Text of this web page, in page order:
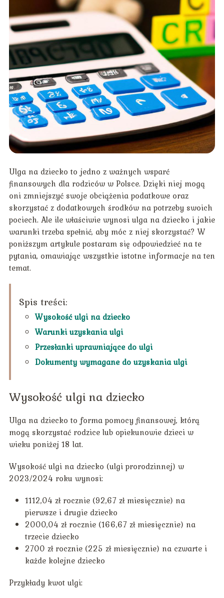
Ulga na dziecko to jedno z ważnych wsparć
finansowych dla rodziców w Polsce. Dzięki niej mogą
oni zmniejszyć swoje obciążenia podatkowe oraz
skorzystać z dodatkowych środków na potrzeby swoich
pociech. Ale ile właściwie wynosi ulga na dziecko i jakie
warunki trzeba spełnić, aby móc z niej skorzystać? W
poniższym artykule postaram się odpowiedzieć na te
pytania, omawiając wszystkie istotne informacje na ten
temat.
Spis treści:
Wysokość ulgi na dziecko
Warunki uzyskania ulgi
Przesłanki uprawniające do ulgi
Dokumenty wymagane do uzyskania ulgi
Wysokość ulgi na dziecko
Ulga na dziecko to forma pomocy finansowej, którą
mogą skorzystać rodzice lub opiekunowie dzieci w
wieku poniżej 18 lat.
Wysokość ulgi na dziecko (ulgi prorodzinnej) w
2023/2024 roku wynosi:
1112,04 zł rocznie (92,67 zł miesięcznie) na
pierwsze i drugie dziecko
2000,04 zł rocznie (166,67 zł miesięcznie) na
trzecie dziecko
2700 zł rocznie (225 zł miesięcznie) na czwarte i
każde kolejne dziecko
Przykłady kwot ulgi: